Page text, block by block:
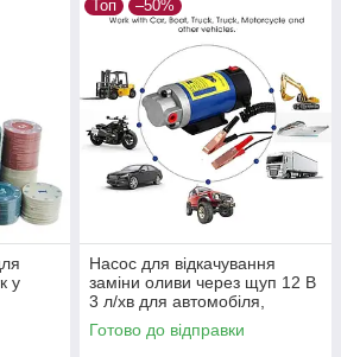
у
Топ –50%
Насос для відкачування
заміни оливи через щуп 12 В
3 л/хв для автомобіля,
мотоцикла, човна
Готово до відправки